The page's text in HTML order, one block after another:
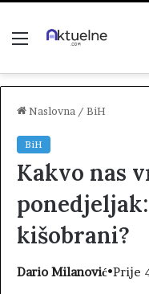
Menu
Naslovna / BiH
BiH
Kakvo nas
kišobrani?
Dario Milanović•Prije